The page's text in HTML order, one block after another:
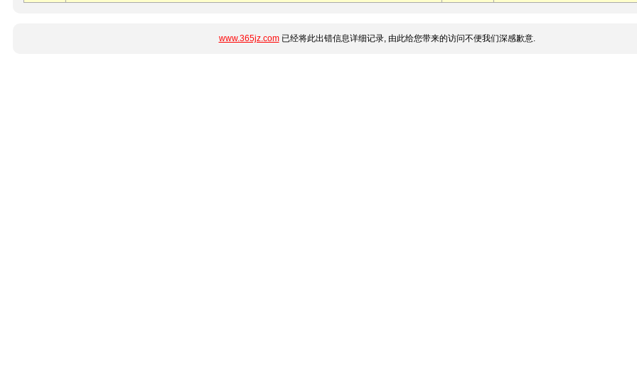
www.365jz.com已经将此出错信息详细记录, 由此给您带来的访问不便我们深感歉意.